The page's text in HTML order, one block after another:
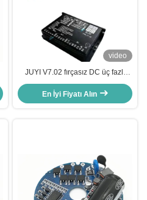
video
JUYI V7.02 fırçasız DC üç fazlı
Salon motor sürücüsü düşük
voltajlı yüksek güç denetleyici 12V
24V 60A
En İyi Fiyatı Alın